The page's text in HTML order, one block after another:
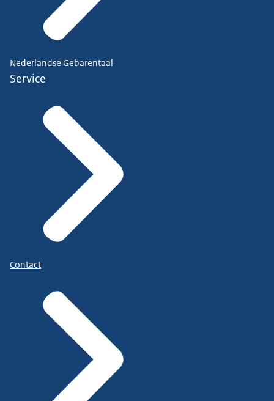
Nederlandse Gebarentaal
Service
Contact